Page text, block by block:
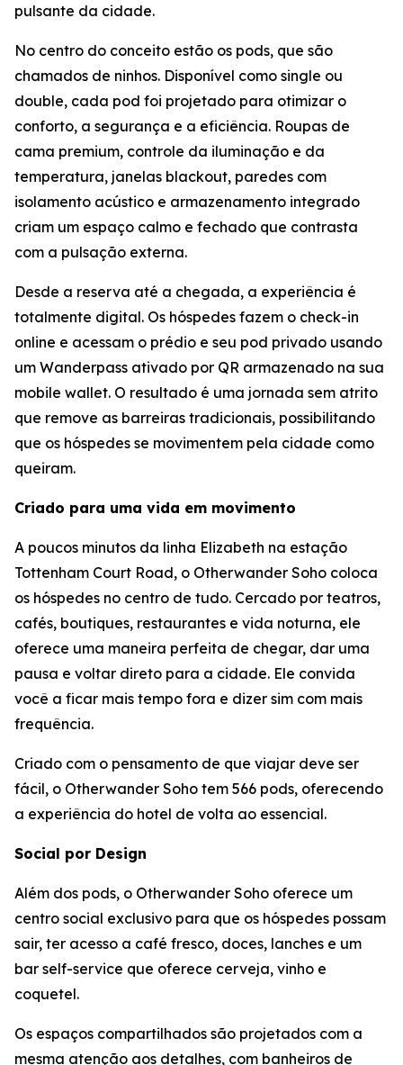
pulsante da cidade.
No centro do conceito estão os pods, que são
chamados de ninhos. Disponível como single ou
double, cada pod foi projetado para otimizar o
conforto, a segurança e a eficiência. Roupas de
cama premium, controle da iluminação e da
temperatura, janelas blackout, paredes com
isolamento acústico e armazenamento integrado
criam um espaço calmo e fechado que contrasta
com a pulsação externa.
Desde a reserva até a chegada, a experiência é
totalmente digital. Os hóspedes fazem o check-in
online e acessam o prédio e seu pod privado usando
um Wanderpass ativado por QR armazenado na sua
mobile wallet. O resultado é uma jornada sem atrito
que remove as barreiras tradicionais, possibilitando
que os hóspedes se movimentem pela cidade como
queiram.
Criado para uma vida em movimento
A poucos minutos da linha Elizabeth na estação
Tottenham Court Road, o Otherwander Soho coloca
os hóspedes no centro de tudo. Cercado por teatros,
cafés, boutiques, restaurantes e vida noturna, ele
oferece uma maneira perfeita de chegar, dar uma
pausa e voltar direto para a cidade. Ele convida
você a ficar mais tempo fora e dizer sim com mais
frequência.
Criado com o pensamento de que viajar deve ser
fácil, o Otherwander Soho tem 566 pods, oferecendo
a experiência do hotel de volta ao essencial.
Social por Design
Além dos pods, o Otherwander Soho oferece um
centro social exclusivo para que os hóspedes possam
sair, ter acesso a café fresco, doces, lanches e um
bar self-service que oferece cerveja, vinho e
coquetel.
Os espaços compartilhados são projetados com a
mesma atenção aos detalhes, com banheiros de